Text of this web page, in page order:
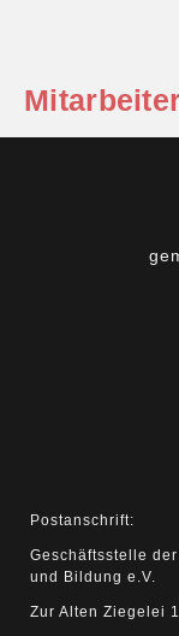
Postanschrift:
Geschäftsstelle
und Bildung e.V.
Zur Alten Ziegelei